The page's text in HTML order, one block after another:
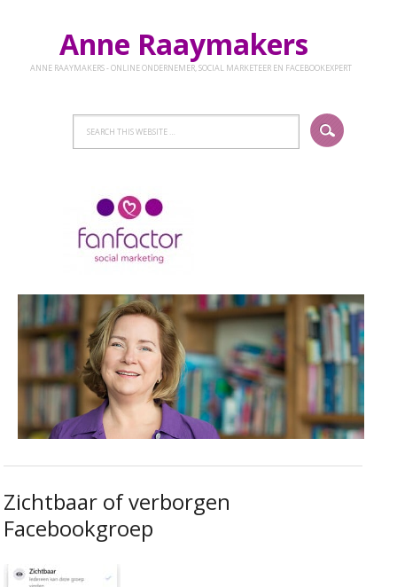
Anne Raaymakers
ANNE RAAYMAKERS - ONLINE ONDERNEMER, SOCIAL MARKETEER EN FACEBOOKEXPERT
Zichtbaar of verborgen
Facebookgroep